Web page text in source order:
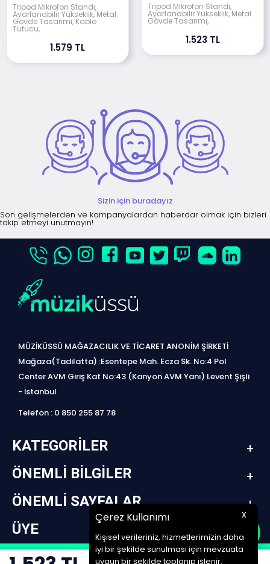
Çerez Kullanımı x
Kişisel verileriniz, hizmetlerimizin daha
iyi bir şekilde sunulması için mevzuata
uygun bir şekilde toplanıp işlenir.
Tripod Mikrofon Standı,
Ayarlanabilir Yükseklik, Metal
Gövde Tasarımı, Kablo
Tutucu,
1.579 TL
Tripod Mikrofon Standı,
Ayarlanabilir Yükseklik, Metal
Gövde Tasarımı,
1.523 TL
Sizin için buradayız
Son gelişmelerden ve kampanyalardan haberdar olmak için bizleri
takip etmeyi unutmayın!
MÜZİKÜSSÜ MAĞAZACILIK VE TİCARET ANONİM ŞİRKETİ
Mağaza(Tadilatta) :Esentepe Mah. Ecza Sk. No:4 Pol
Center AVM Giriş Kat No:43 (Kanyon AVM Yanı) Levent Şişli
- İstanbul
Telefon : 0 850 255 87 78
KATEGORILER
ÖNEMLI BILGILER
ÖNEMLI SAYFALAR
ÜYE
design by jetpack | www.müziküssü.com | copyright ©2022 Tüm hakları saklıdır.